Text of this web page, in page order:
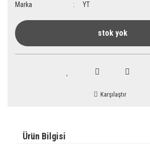
Marka
YT
stok yok
Karşılaştır
Ürün Bilgisi